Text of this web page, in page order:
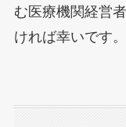
む医療機関経営
ければ幸いです。